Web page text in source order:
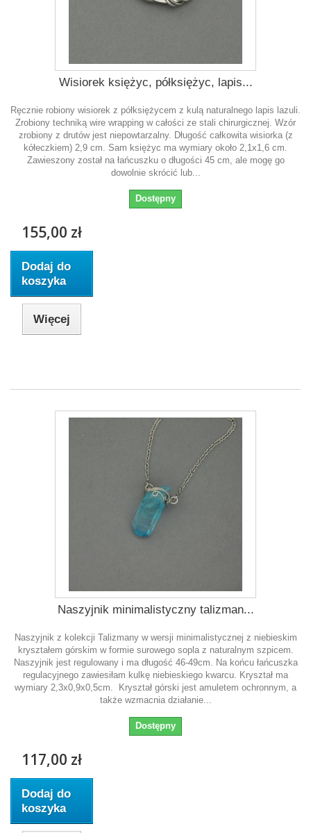
Wisiorek księżyc, półksiężyc, lapis...
Ręcznie robiony wisiorek z półksiężycem z kulą naturalnego lapis lazuli.
Zrobiony techniką wire wrapping w całości ze stali chirurgicznej. Wzór
zrobiony z drutów jest niepowtarzalny. Długość całkowita wisiorka (z
kółeczkiem) 2,9 cm. Sam księżyc ma wymiary około 2,1x1,6 cm.
Zawieszony został na łańcuszku o długości 45 cm, ale mogę go
dowolnie skrócić lub...
Dostępny
155,00 zł
Dodaj do
koszyka
Więcej
Naszyjnik minimalistyczny talizman...
Naszyjnik z kolekcji Talizmany w wersji minimalistycznej z niebieskim
kryształem górskim w formie surowego sopla z naturalnym szpicem.
Naszyjnik jest regulowany i ma długość 46-49cm. Na końcu łańcuszka
regulacyjnego zawiesiłam kulkę niebieskiego kwarcu. Kryształ ma
wymiary 2,3x0,9x0,5cm. Kryształ górski jest amuletem ochronnym, a
także wzmacnia działanie...
Dostępny
117,00 zł
Dodaj do
koszyka